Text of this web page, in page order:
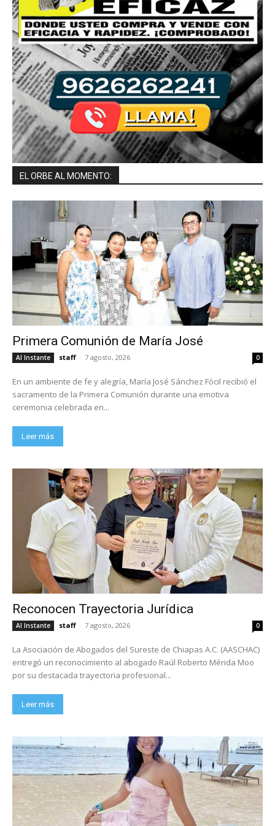
EL ORBE AL MOMENTO:
Primera Comunión de María José
Al Instante staff - 7 agosto, 2026 0
En un ambiente de fe y alegría, María José Sánchez Fócil recibió el
sacramento de la Primera Comunión durante una emotiva
ceremonia celebrada en...
Leer más
Reconocen Trayectoria Jurídica
Al Instante staff - 7 agosto, 2026 0
La Asociación de Abogados del Sureste de Chiapas A.C. (AASCHAC)
entregó un reconocimiento al abogado Raúl Roberto Mérida Moo
por su destacada trayectoria profesional...
Leer más